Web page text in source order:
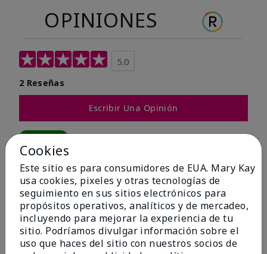
OPINIONES
5.0
2 Reseñas
Escribir Una Opinión
de los encuestados recomendaría a un amigo.
5 estrellas
2
4 estrellas
0
3 estrellas
0
Cookies
Este sitio es para consumidores de EUA. Mary Kay
usa cookies, pixeles y otras tecnologías de
seguimiento en sus sitios electrónicos para
propósitos operativos, analíticos y de mercadeo,
incluyendo para mejorar la experiencia de tu
sitio. Podríamos divulgar información sobre el
uso que haces del sitio con nuestros socios de